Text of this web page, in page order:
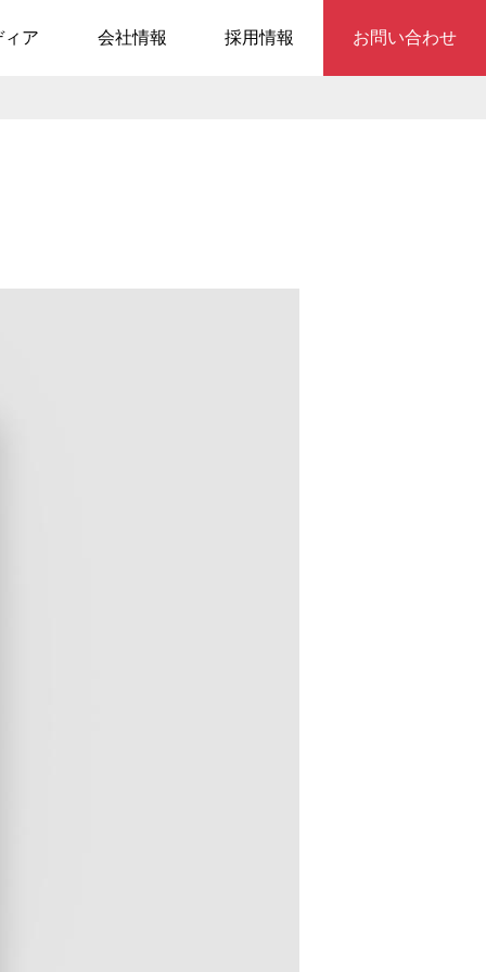
ィア 会社情報 採用情報 お問い合わせ